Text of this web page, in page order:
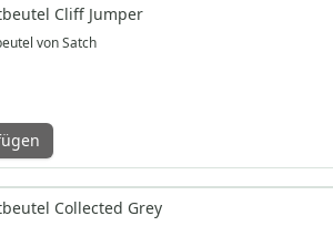
Cliff Jumper
von Satch
Collected Grey